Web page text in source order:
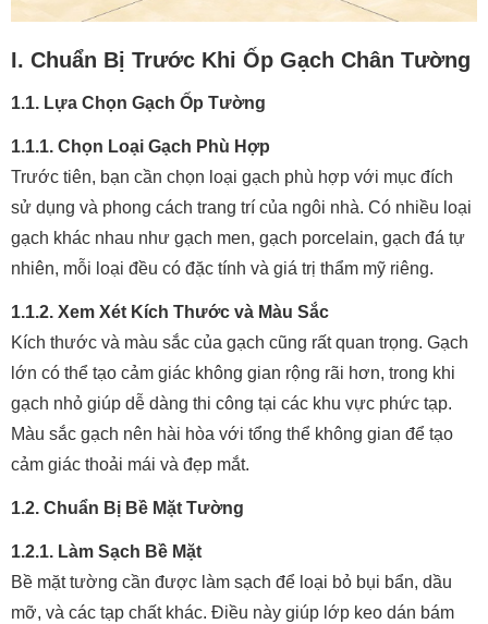
I. Chuẩn Bị Trước Khi Ốp Gạch Chân Tường
1.1. Lựa Chọn Gạch Ốp Tường
1.1.1. Chọn Loại Gạch Phù Hợp
Trước tiên, bạn cần chọn loại gạch phù hợp với mục đích
sử dụng và phong cách trang trí của ngôi nhà. Có nhiều loại
gạch khác nhau như gạch men, gạch porcelain, gạch đá tự
nhiên, mỗi loại đều có đặc tính và giá trị thẩm mỹ riêng.
1.1.2. Xem Xét Kích Thước và Màu Sắc
Kích thước và màu sắc của gạch cũng rất quan trọng. Gạch
lớn có thể tạo cảm giác không gian rộng rãi hơn, trong khi
gạch nhỏ giúp dễ dàng thi công tại các khu vực phức tạp.
Màu sắc gạch nên hài hòa với tổng thể không gian để tạo
cảm giác thoải mái và đẹp mắt.
1.2. Chuẩn Bị Bề Mặt Tường
1.2.1. Làm Sạch Bề Mặt
Bề mặt tường cần được làm sạch để loại bỏ bụi bẩn, dầu
mỡ, và các tạp chất khác. Điều này giúp lớp keo dán bám